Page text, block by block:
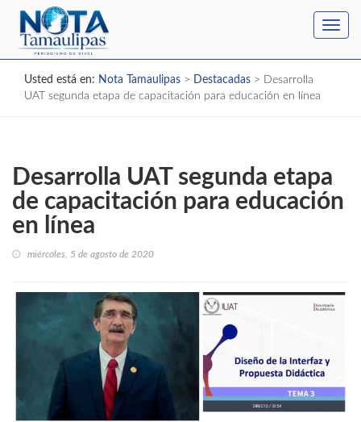
Usted está en: Nota Tamaulipas > Destacadas > Desarrolla
UAT segunda etapa de capacitación para educación en línea
Desarrolla UAT segunda etapa
de capacitación para educación
en línea
miércoles, 5 de agosto de 2020